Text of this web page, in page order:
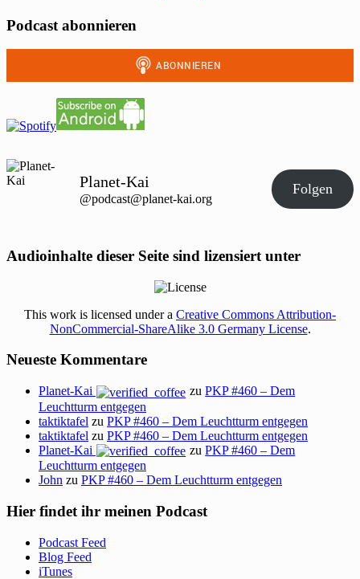
Podcast abonnieren
Planet-Kai
@podcast@planet-kai.org
Folgen
Audioinhalte dieser Seite sind lizensiert unter
This work is licensed under a Creative Commons Attribution-
NonCommercial-ShareAlike 3.0 Germany License.
Neueste Kommentare
Planet-Kai zuPKP #460 – Dem
Leuchtturm entgegen
taktiktafel zu PKP #460 – Dem Leuchtturm entgegen
taktiktafel zu PKP #460 – Dem Leuchtturm entgegen
Planet-Kai
zuPKP #460 – Dem
Leuchtturm entgegen
John zu PKP #460 – Dem Leuchtturm entgegen
Hier findet ihr meinen Podcast
Podcast Feed
Blog Feed
iTunes